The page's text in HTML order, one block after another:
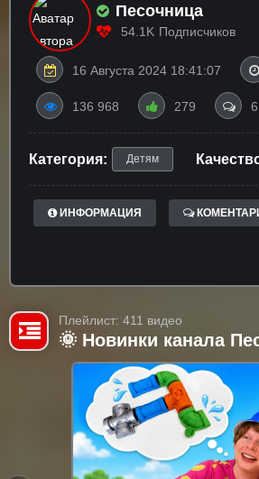
Песочница
54.1K Подписчиков
16 Августа 2024 18:41:07
136 968 279 6
Категория: Детям
ИНФОРМАЦИЯ
Плейлист: 411 видео
🌞 Новинки канала